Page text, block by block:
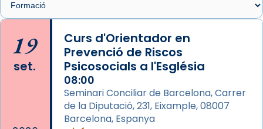
🔗
📸 J. Merino
Photo
View on Facebook · Share
Arquebisbat de Barcelonais at Catedral
de Barcelona.
2 weeks ago
19
set.
Curs d'Orientador en
Prevenció de Riscos
Psicosocials a l'Església
08:00
Seminari Conciliar de Barcelona, Carrer
de la Diputació, 231, Eixample, 08007
Barcelona, Espanya